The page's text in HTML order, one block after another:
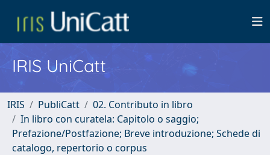
IRIS UniCatt
IRIS PubliCatt
02. Contributo in libro
In libro con curatela: Capitolo o saggio;
Prefazione/Postfazione; Breve introduzione; Schede di
catalogo, repertorio o corpus